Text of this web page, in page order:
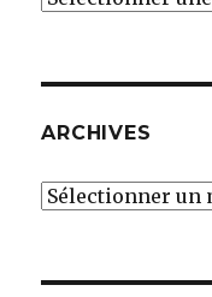
ARCHIVES
Archives